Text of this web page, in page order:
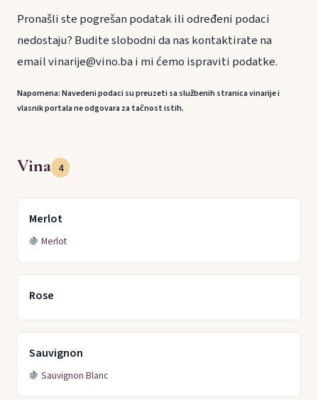
Pronašli ste pogrešan podatak ili određeni podaci
nedostaju? Budite slobodni da nas kontaktirate na
email vinarije@vino.ba i mi ćemo ispraviti podatke.
Napomena: Navedeni podaci su preuzeti sa službenih stranica vinarije i
vlasnik portala ne odgovara za tačnost istih.
Vina 4
Merlot
🍇 Merlot
Rose
Sauvignon
🍇 Sauvignon Blanc